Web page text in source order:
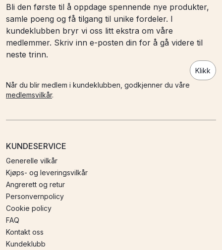
Bli den første til å oppdage spennende nye produkter,
samle poeng og få tilgang til unike fordeler. I
kundeklubben bryr vi oss litt ekstra om våre
medlemmer. Skriv inn e-posten din for å gå videre til
neste trinn.
Klikk
Når du blir medlem i kundeklubben, godkjenner du våre
medlemsvilkår.
KUNDESERVICE
Generelle vilkår
Kjøps- og leveringsvilkår
Angrerett og retur
Personvernpolicy
Cookie policy
FAQ
Kontakt oss
Kundeklubb